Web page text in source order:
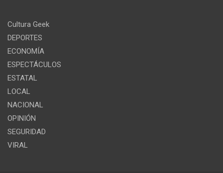
Cultura Geek
DEPORTES
ECONOMÍA
ESPECTÁCULOS
ESTATAL
LOCAL
NACIONAL
OPINIÓN
SEGURIDAD
VIRAL